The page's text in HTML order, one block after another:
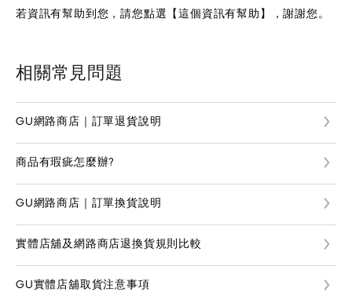
若資訊有幫助到您，請您點選【這個資訊有幫助】，謝謝您。
相關常見問題
GU網路商店｜訂單退貨說明
商品有瑕疵怎麼辦?
GU網路商店｜訂單換貨說明
實體店舖及網路商店退換貨規則比較
GU實體店舖取貨注意事項